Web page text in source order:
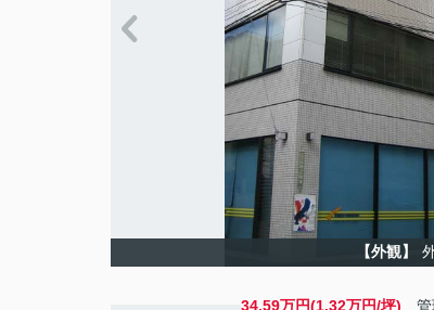
【外観】
34.59万円(1.32万円/坪) 管